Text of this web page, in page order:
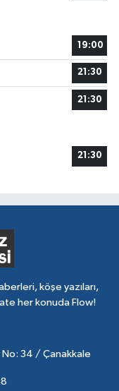
19:00
21:30
21:30
21:30
köşe yazıları,
her konuda Flow!
No: 34 / Çanakkale